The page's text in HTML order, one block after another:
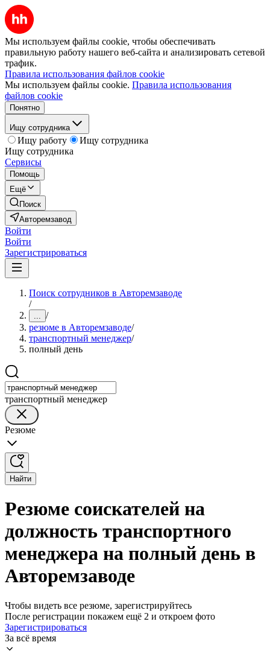
Мы используем файлы cookie, чтобы обеспечивать
правильную работу нашего веб-сайта и анализировать сетевой
трафик.
Правила использования файлов cookie
Мы используем файлы cookie. Правила использования
файлов cookie
Понятно
Ищу сотрудника
Ищу работу
Ищу сотрудника
Ищу сотрудника
Сервисы
Помощь
Ещё
Поиск
Авторемзавод
Войти
Войти
Зарегистрироваться
Поиск сотрудников в Авторемзаводе
/
... /
резюме в Авторемзаводе/
транспортный менеджер/
полный день
транспортный менеджер
Резюме
Найти
Резюме соискателей на
должность транспортного
менеджера на полный день в
Авторемзаводе
Чтобы видеть все резюме, зарегистрируйтесь
После регистрации покажем ещё 2 и откроем фото
Зарегистрироваться
За всё время